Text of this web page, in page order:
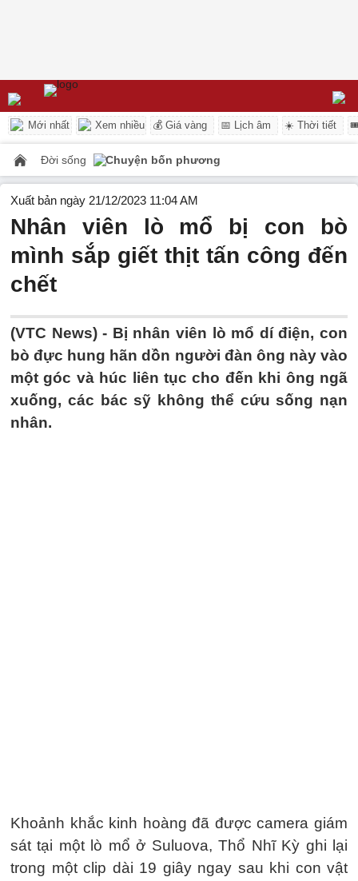
Mới nhất Xem nhiều 💰 Giá vàng 📅 Lịch âm ☀️ Thời tiết
Đời sống Chuyện bốn phương
Xuất bản ngày 21/12/2023 11:04 AM
Nhân viên lò mổ bị con bò
mình sắp giết thịt tấn công đến
chết
(VTC News) - Bị nhân viên lò mổ dí điện, con
bò đực hung hãn dồn người đàn ông này vào
một góc và húc liên tục cho đến khi ông ngã
xuống, các bác sỹ không thể cứu sống nạn
nhân.
Khoảnh khắc kinh hoàng đã được camera giám
sát tại một lò mổ ở Suluova, Thổ Nhĩ Kỳ ghi lại
trong một clip dài 19 giây ngay sau khi con vật